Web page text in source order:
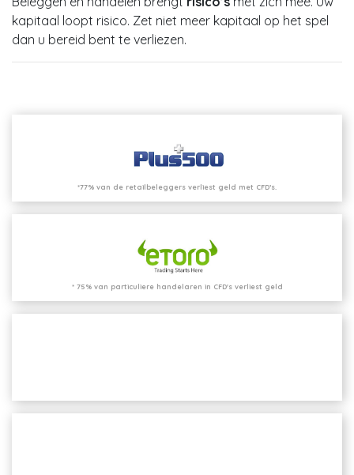
kapitaal loopt risico. Zet niet meer kapitaal op het spel
dan u bereid bent te verliezen.
*77% van de retailbeleggers verliest geld met CFD’s.
* 75% van particuliere handelaren in CFD's verliest geld